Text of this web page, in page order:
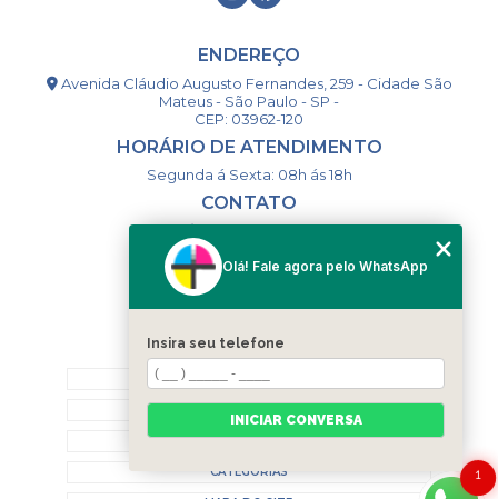
ENDEREÇO
Avenida Cláudio Augusto Fernandes, 259 - Cidade São
Mateus - São Paulo - SP -
CEP: 03962-120
HORÁRIO DE ATENDIMENTO
Segunda á Sexta: 08h ás 18h
CONTATO
(11) 98993-9556
togsm1@gmail.com
MENU
HOME
CONTATO
CATEGORIAS 1
Olá! Fale agora pelo WhatsApp
Insira seu telefone
INICIAR CONVERSA